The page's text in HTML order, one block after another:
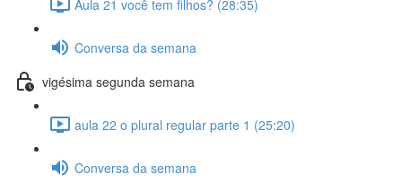
Aula 21 você tem filhos? (28:35)
Conversa da semana
vigésima segunda semana
aula 22 o plural regular parte 1 (25:20)
Conversa da semana